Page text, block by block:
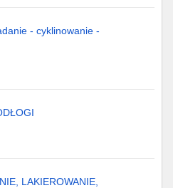
- cyklinowanie -
LAKIEROWANIE,